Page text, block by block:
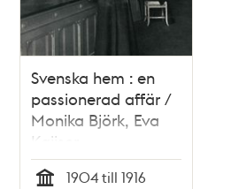
Svenska hem : en
passionerad affär /
Monika Björk, Eva
Kaijser
1904 till 1916